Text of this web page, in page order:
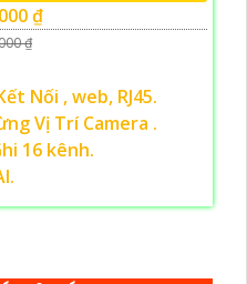
₫
₫
Nối , web, RJ45.
Vị Trí Camera .
16 kênh.